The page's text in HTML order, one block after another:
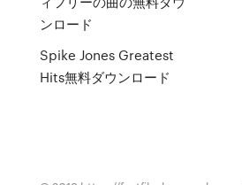
ンロード
Spike Jones Greatest
Hits無料ダウンロード